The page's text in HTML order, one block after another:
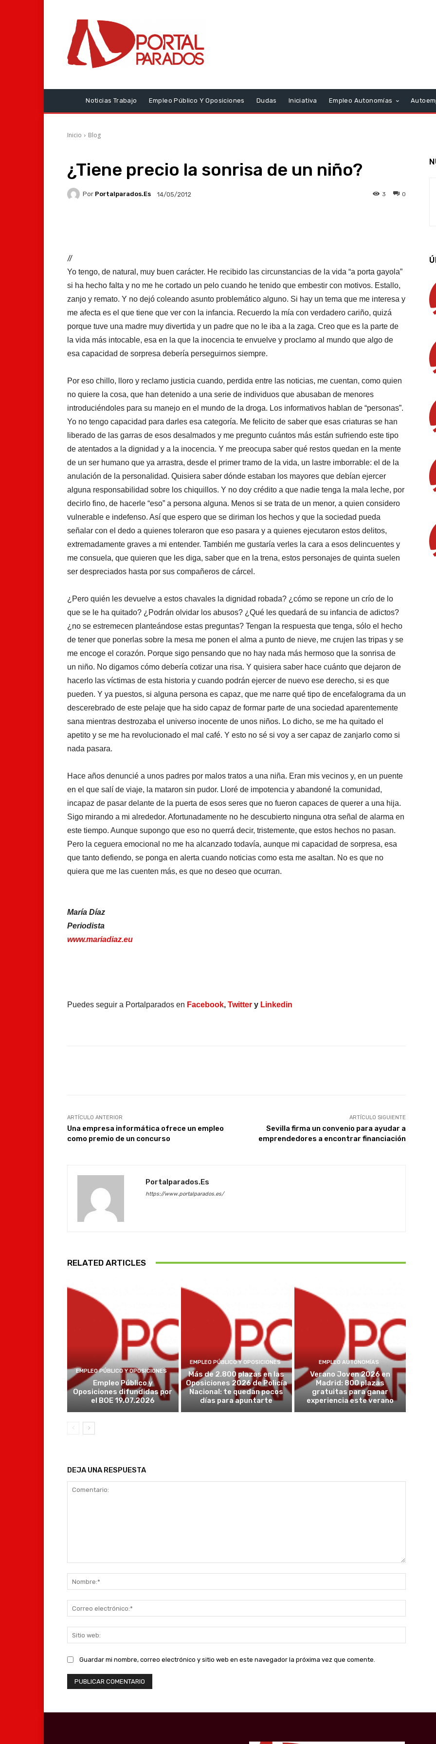
Noticias Trabajo Empleo Público Y Oposiciones Dudas Iniciativa Empleo Autonomías
Inicio Blog
¿Tiene precio la sonrisa de un niño?
Por Portalparados.es 14/05/2012 0
3
//
Yo tengo, de natural, muy buen carácter. He recibido las circunstancias de la vida “a porta gayola”
si ha hecho falta y no me he cortado un pelo cuando he tenido que embestir con motivos. Estallo,
zanjo y remato. Y no dejó coleando asunto problemático alguno. Si hay un tema que me interesa y
me afecta es el que tiene que ver con la infancia. Recuerdo la mía con verdadero cariño, quizá
porque tuve una madre muy divertida y un padre que no le iba a la zaga. Creo que es la parte de
la vida más intocable, esa en la que la inocencia te envuelve y proclamo al mundo que algo de
esa capacidad de sorpresa debería perseguirnos siempre.
Por eso chillo, lloro y reclamo justicia cuando, perdida entre las noticias, me cuentan, como quien
no quiere la cosa, que han detenido a una serie de individuos que abusaban de menores
introduciéndoles para su manejo en el mundo de la droga. Los informativos hablan de “personas”.
Yo no tengo capacidad para darles esa categoría. Me felicito de saber que esas criaturas se han
liberado de las garras de esos desalmados y me pregunto cuántos más están sufriendo este tipo
de atentados a la dignidad y a la inocencia. Y me preocupa saber qué restos quedan en la mente
de un ser humano que ya arrastra, desde el primer tramo de la vida, un lastre imborrable: el de la
anulación de la personalidad. Quisiera saber dónde estaban los mayores que debían ejercer
alguna responsabilidad sobre los chiquillos. Y no doy crédito a que nadie tenga la mala leche, por
decirlo fino, de hacerle “eso” a persona alguna. Menos si se trata de un menor, a quien considero
vulnerable e indefenso. Así que espero que se diriman los hechos y que la sociedad pueda
señalar con el dedo a quienes toleraron que eso pasara y a quienes ejecutaron estos delitos,
extremadamente graves a mi entender. También me gustaría verles la cara a esos delincuentes y
me consuela, que quieren que les diga, saber que en la trena, estos personajes de quinta suelen
ser despreciados hasta por sus compañeros de cárcel.
¿Pero quién les devuelve a estos chavales la dignidad robada? ¿cómo se repone un crío de lo
que se le ha quitado? ¿Podrán olvidar los abusos? ¿Qué les quedará de su infancia de adictos?
¿no se estremecen planteándose estas preguntas? Tengan la respuesta que tenga, sólo el hecho
de tener que ponerlas sobre la mesa me ponen el alma a punto de nieve, me crujen las tripas y se
me encoge el corazón. Porque sigo pensando que no hay nada más hermoso que la sonrisa de
un niño. No digamos cómo debería cotizar una risa. Y quisiera saber hace cuánto que dejaron de
hacerlo las víctimas de esta historia y cuando podrán ejercer de nuevo ese derecho, si es que
pueden. Y ya puestos, si alguna persona es capaz, que me narre qué tipo de encefalograma da un
descerebrado de este pelaje que ha sido capaz de formar parte de una sociedad aparentemente
sana mientras destrozaba el universo inocente de unos niños. Lo dicho, se me ha quitado el
apetito y se me ha revolucionado el mal café. Y esto no sé si voy a ser capaz de zanjarlo como si
nada pasara.
Hace años denuncié a unos padres por malos tratos a una niña. Eran mis vecinos y, en un puente
en el que salí de viaje, la mataron sin pudor. Lloré de impotencia y abandoné la comunidad,
incapaz de pasar delante de la puerta de esos seres que no fueron capaces de querer a una hija.
Sigo mirando a mi alrededor. Afortunadamente no he descubierto ninguna otra señal de alarma en
este tiempo. Aunque supongo que eso no querrá decir, tristemente, que estos hechos no pasan.
Pero la ceguera emocional no me ha alcanzado todavía, aunque mi capacidad de sorpresa, esa
que tanto defiendo, se ponga en alerta cuando noticias como esta me asaltan. No es que no
quiera que me las cuenten más, es que no deseo que ocurran.
María Díaz
Periodista
www.mariadiaz.eu
Puedes seguir a Portalparados en Facebook, Twitter y Linkedin
ARTÍCULO ANTERIOR
Una empresa informática ofrece un empleo
como premio de un concurso
ARTÍCULO SIGUIENTE
Sevilla firma un convenio para ayudar a
emprendedores a encontrar financiación
Portalparados.es
https://www.portalparados.es/
RELATED ARTICLES
EMPLEO PÚBLICO Y OPOSICIONES
Empleo Público y
Oposiciones difundidas por
el BOE 19.07.2026
EMPLEO PÚBLICO Y OPOSICIONES
Más de 2.800 plazas en las
Oposiciones 2026 de Policía
Nacional: te quedan pocos
días para apuntarte
EMPLEO AUTONOMÍAS
Verano Joven 2026 en
Madrid: 800 plazas
gratuitas para ganar
experiencia este verano
DEJA UNA RESPUESTA
web:
Guardar mi nombre, correo electrónico y sitio web en este navegador la próxima vez que comente.